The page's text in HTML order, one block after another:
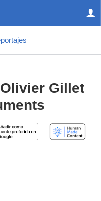
Gillet